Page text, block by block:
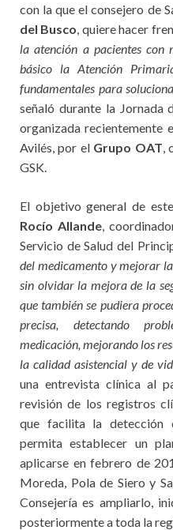
con la que el consejero de
del Busco , quiere hacer
la atención a pacientes con
básico la Atención
fundamentales para
señaló durante la Jornada
organizada recientemente
Avilés, por el Grupo OAT
GSK.
El objetivo general de
Rocío Allande ,
Servicio de Salud del
del medicamento y mejorar
sin olvidar la mejora de la
que también se pudiera
precisa, detectando
medicación, mejorando los
la calidad asistencial y de
una entrevista clínica al
revisión de los registros
que facilita la detección
permita establecer un
aplicarse en febrero de
Moreda, Pola de Siero y
Consejería es ampliarlo,
posteriormente a toda la